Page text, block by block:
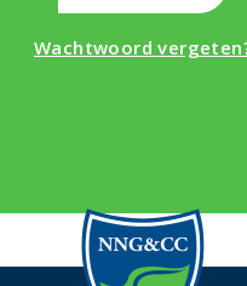
Wachtwoord